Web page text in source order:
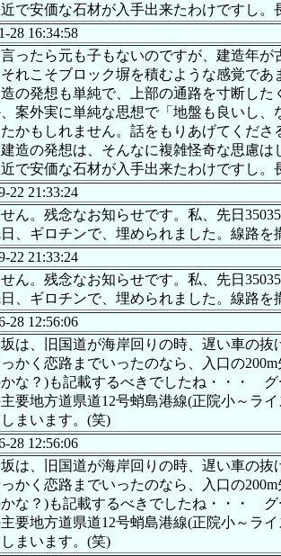
近で安価な石材が入手出来たわけですし
28 16:34:58
ったら元も子もないのですが、建造年
れこそブロック塀を積むような感覚で
の発想も単純で、上部の通路を寸断し
案外実に単純な思想で「地盤も良いし
たかもしれません。話をもりあげてくだ
造の発想は、そんなに複雑怪奇な思慮
近で安価な石材が入手出来たわけですし
22 21:33:24
ん。残念なお知らせです。私、先日
、ギロチンで、埋められました。線路
22 21:33:24
ん。残念なお知らせです。私、先日
、ギロチンで、埋められました。線路
28 12:56:06
は、旧国道が海岸回りの時、遅い車の抜
かく恋路までいったのなら、入口の
な？)も記載するべきでしたね・・・ グ
主要地方道県道12号蛸島港線(正院小～ラ
まいます。(笑)
28 12:56:06
は、旧国道が海岸回りの時、遅い車の抜
かく恋路までいったのなら、入口の
な？)も記載するべきでしたね・・・ グ
主要地方道県道12号蛸島港線(正院小～ラ
まいます。(笑)